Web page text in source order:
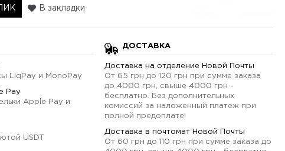
В закладки
LiqPay и MonoPay
Pay
Apple Pay и
USDT
ДОСТАВКА
Доставка на отделение Новой Почты
От 65 грн до 120 грн при сумме заказа
до 4000 грн, свыше 4000 грн -
бесплатно. Без дополнительных
комиссий за наложенный платеж при
полной предоплате!
Доставка в почтомат Новой Почты
От 60 грн до 110 грн при сумме заказа до